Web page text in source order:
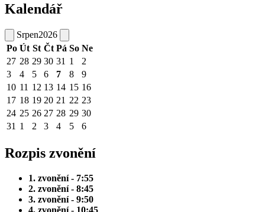
Kalendář
Srpen2026
Po Út St Čt Pá So Ne
27 28 29 30 31 1
2
3
4 5 6 7 8
9
10 11 12 13 14 15 16
17 18 19 20 21 22 23
24 25 26 27 28 29 30
31 1 2 3 4 5 6
Rozpis zvonění
1. zvonění - 7:55
2. zvonění - 8:45
3. zvonění - 9:50
4. zvonění - 10:45